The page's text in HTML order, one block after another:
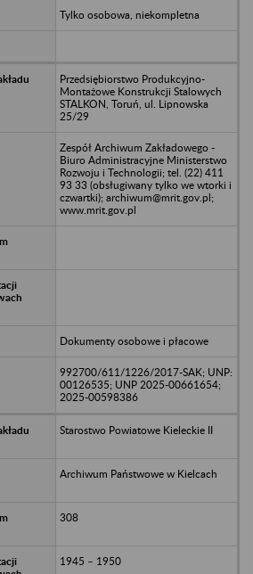
Tylko osobowa, niekompletna
Przedsiębiorstwo Produkcyjno-
Montażowe Konstrukcji Stalowych
STALKON, Toruń, ul. Lipnowska
25/29
Zespół Archiwum Zakładowego -
Biuro Administracyjne Ministerstwo
Rozwoju i Technologii; tel. (22) 411
93 33 (obsługiwany tylko we wtorki i
czwartki); archiwum@mrit.gov.pl;
www.mrit.gov.pl
Dokumenty osobowe i płacowe
992700/611/1226/2017-SAK; UNP:
00126535; UNP 2025-00661654;
2025-00598386
Starostwo Powiatowe Kieleckie II
Archiwum Państwowe w Kielcach
308
1945 – 1950